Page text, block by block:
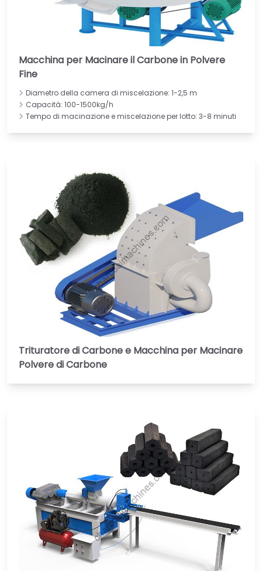
Macchina per Macinare il Carbone in Polvere
Fine
Diametro della camera di miscelazione: 1-2,5 m
Capacità: 100-1500kg/h
Tempo di macinazione e miscelazione per lotto: 3-8 minuti
Trituratore di Carbone e Macchina per Macinare
Polvere di Carbone